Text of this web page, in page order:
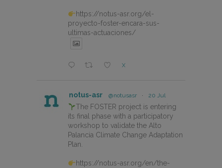
https://notus-asr.org/el-
proyecto-foster-encara-sus-
ultimas-actuaciones/
X
notus-asr @notusasr · 20 Jul
The FOSTER project is entering
its final phase with a participatory
workshop to validate the Alto
Palancia Climate Change Adaptation
Plan.
https://notus-asr.org/en/the-